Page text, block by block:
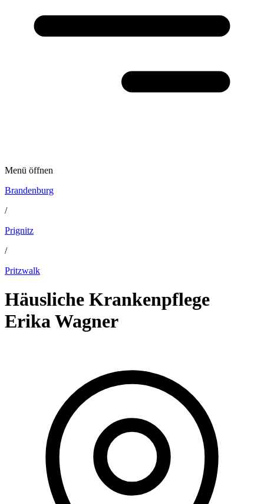
Menü öffnen
Brandenburg
/
Prignitz
/
Pritzwalk
Häusliche Krankenpflege
Erika Wagner